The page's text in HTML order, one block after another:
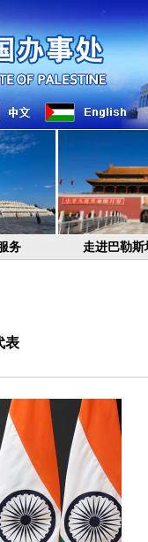
务 走进巴勒斯
表